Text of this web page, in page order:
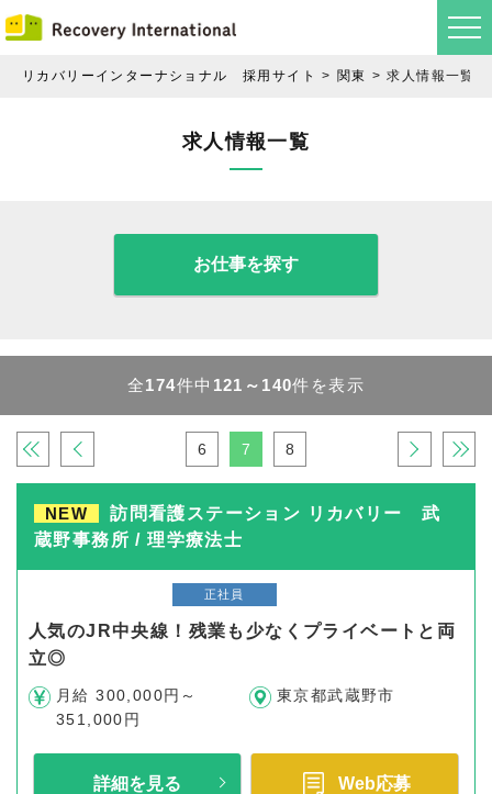
リカバリーインターナショナル 採用サイト 関東 求人情報一覧
求人情報一覧
お仕事を探す
全174件中 121～140件を表示
« ‹ 6 7 8 › »
NEW
訪問看護ステーション リカバリー 武
蔵野事務所 / 理学療法士
正社員
人気のJR中央線！残業も少なくプライベートと両
立◎
月給 300,000円～
351,000円
東京都武蔵野市
詳細を見る Web応募